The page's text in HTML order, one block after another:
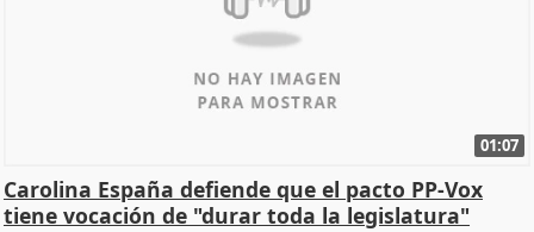
01:07
Carolina España defiende que el pacto PP-Vox
tiene vocación de "durar toda la legislatura"